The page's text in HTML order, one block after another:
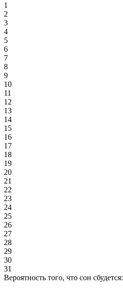
1
2
3
4
5
6
7
8
9
10
11
12
13
14
15
16
17
18
19
20
21
22
23
24
25
26
27
28
29
30
31
Вероятность того, что сон сбудется: